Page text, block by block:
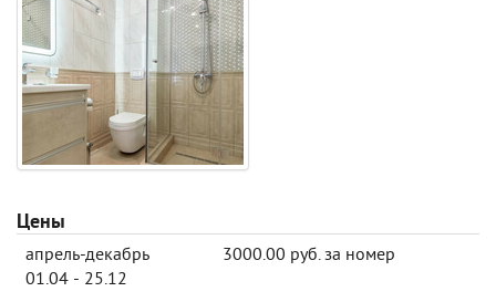
Цены
апрель-декабрь
01.04 - 25.12
3000.00 руб. за номер